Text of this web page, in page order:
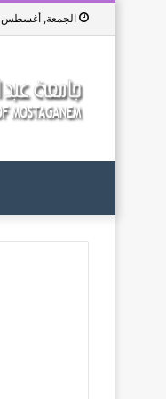
الجمعة, أغسطس 7 2026